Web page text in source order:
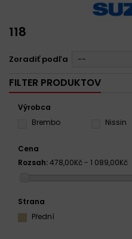
118
Zoradiť podľa --
FILTER PRODUKTOV
Výrobca
Brembo
Nissin
Cena
Rozsah:478,00Kč - 1 089,00Kč
Strana
Přední